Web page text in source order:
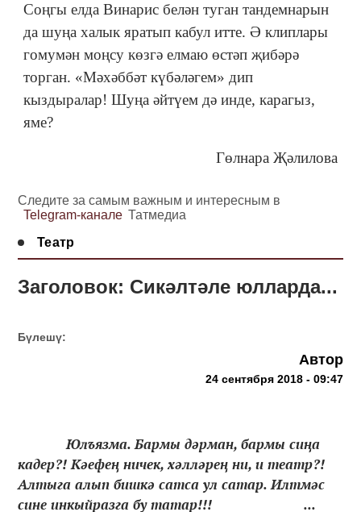
Соңгы елда Винарис белән туган тандемнарын
да шуңа халык яратып кабул итте. Ә клиплары
гомумән моңсу көзгә елмаю өстәп җибәрә
торган. «Мәхәббәт күбәләгем» дип
кыздыралар! Шуңа әйтүем дә инде, карагыз,
яме?
Гөлнара Җәлилова
Следите за самым важным и интересным в
Telegram-канале Татмедиа
Театр
Заголовок: Сикәлтәле юлларда...
Бүлешү:
Автор
24 сентября 2018 - 09:47
Юлъязма. Бармы дәрман, бармы сиңа
кадер?! Кәефең ничек, хәлләрең ни, и театр?!
Алтыга алып бишкә сатса ул сатар. Илтмәс
сине инкыйразга бу татар!!! ...